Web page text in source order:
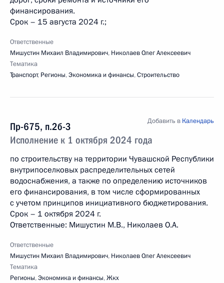
финансирования.
Срок – 15 августа 2024 г.;
Ответственные
Мишустин Михаил Владимирович, Николаев Олег Алексеевич
Тематика
Транспорт, Регионы,Экономика и финансы,Строительство
Пр-675, п.2б-3
Исполнение к 1 октября 2024 года
Добавить в Календарь
по строительству на территории Чувашской Республики
внутрипоселковых распределительных сетей
водоснабжения, а также по определению источников
его финансирования, в том числе сформированных
с учетом принципов инициативного бюджетирования.
Срок – 1 октября 2024 г.
Ответственные: Мишустин М.В., Николаев О.А.
Ответственные
Мишустин Михаил Владимирович, Николаев Олег Алексеевич
Тематика
Регионы,Экономика и финансы,Жкх